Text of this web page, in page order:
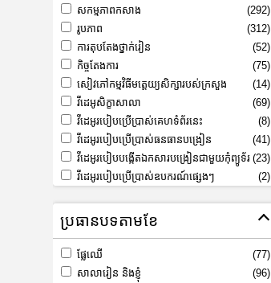
(292)
សកម្មភាពកសាង
(312)
រូបភាព
(52)
ការតុបតែងថ្នាក់រៀន
(75)
កិច្ចតែងការ
(14)
សៀវភៅកម្មវិធីមត្តេយ្យសិក្សារបស់ក្រសួង
(69)
វីដេអូសិក្ខាសាលា
(8)
វីដេអូរបៀបប្រើប្រាស់គេហទំព័រនេះ
(41)
វីដេអូរបៀបប្រើប្រាស់ធនធានបង្រៀន
(23)
វីដេអូរបៀបបង្កើតឯកសារបង្រៀនជាមួយកុំព្យូទ័រ
(2)
វីដេអូរបៀបប្រើប្រាស់ឧបករណ៍ផ្សេងៗ
ប្រធានបទតាមខែ
(77)
ផ្លែឈើ
(96)
សាលារៀន និងខ្ញុំ